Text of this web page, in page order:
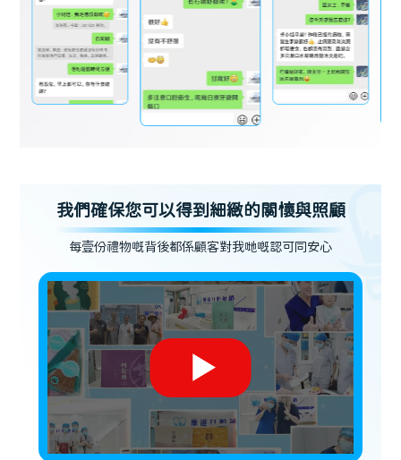
我們確保您可以得到細緻的關懷與照顧
每壹份禮物嘅背後都係顧客對我哋嘅認可同安心